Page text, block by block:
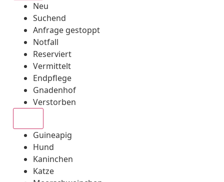
Neu
Suchend
Anfrage gestoppt
Notfall
Reserviert
Vermittelt
Endpflege
Gnadenhof
Verstorben
Guineapig
Hund
Kaninchen
Katze